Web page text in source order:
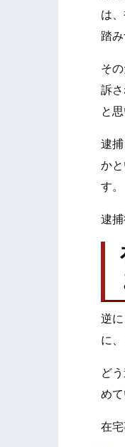
は
踏
そ
訴
と思
逮
か
す。
逮
逆
に
ど
め
在